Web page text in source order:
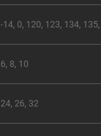
-14, 0, 120, 123, 134,
6, 8, 10
24, 26, 32